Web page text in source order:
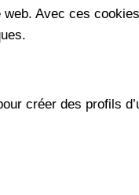
Avec ces
créer des profils